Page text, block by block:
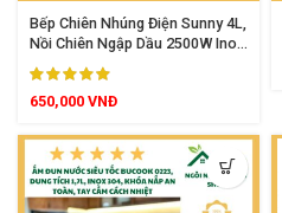
Bếp Chiên Nhúng Điện Sunny 4L,
Nồi Chiên Ngập Dầu 2500W Inox
Cao Cấp Điều Chỉnh Nhiệt Độ
Tiện Lợi
650,000 VNĐ